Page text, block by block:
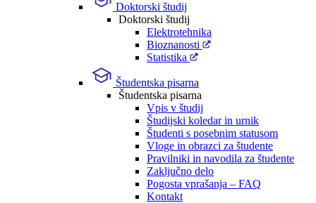
Doktorski študij
Doktorski študij
Elektrotehnika
Bioznanosti
Statistika
Študentska pisarna
Študentska pisarna
Vpis v študij
Študijski koledar in urnik
Študenti s posebnim statusom
Vloge in obrazci za študente
Pravilniki in navodila za študente
Zaključno delo
Pogosta vprašanja – FAQ
Kontakt